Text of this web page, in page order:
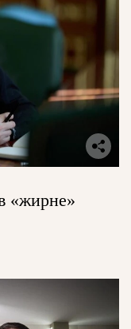
«жирне»